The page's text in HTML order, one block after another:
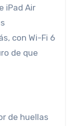
iPad Air
con Wi-Fi 6
de que
de huellas